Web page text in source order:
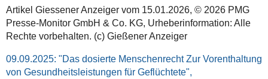
Artikel Giessener Anzeiger vom 15.01.2026, © 2026 PMG
Presse-Monitor GmbH & Co. KG, Urheberinformation: Alle
Rechte vorbehalten. (c) Gießener Anzeiger
09.09.2025: "Das dosierte Menschenrecht Zur Vorenthaltung
von Gesundheitsleistungen für Geflüchtete",